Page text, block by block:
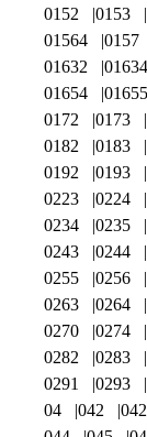
0152
0153
01564
0157
01632
01634
01654
01655
0172
0173
0182
0183
0192
0193
0223
0224
0234
0235
0243
0244
0255
0256
0263
0264
0270
0274
0282
0283
0291
0293
04
042